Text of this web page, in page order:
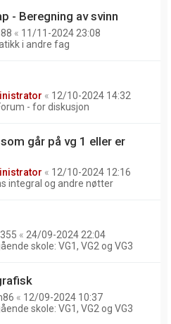
- Beregning av svinn
« 11/11-2024 23:08
i andre fag
« 12/10-2024 14:32
- for diskusjon
går på vg 1 eller er
« 12/10-2024 12:16
integral og andre nøtter
« 24/09-2024 22:04
skole: VG1, VG2 og VG3
« 12/09-2024 10:37
skole: VG1, VG2 og VG3